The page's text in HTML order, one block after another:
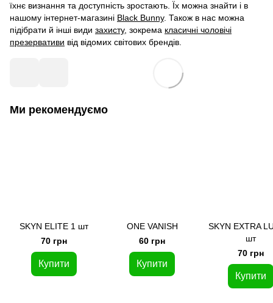
їхнє визнання та доступність зростають. Їх можна знайти і в
нашому інтернет-магазині Black Bunny. Також в нас можна
підібрати й інші види захисту, зокрема класичні чоловічі
презервативи від відомих світових брендів.
Ми рекомендуємо
SKYN ELITE 1 шт
70 грн
Купити
ONE VANISH
60 грн
Купити
SKYN EXTRA
шт
70 грн
Купити